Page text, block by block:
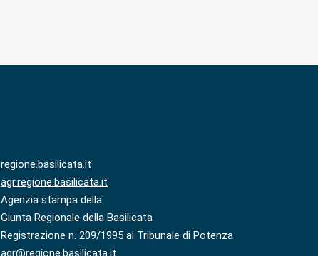
regione.basilicata.it
agr.regione.basilicata.it
Agenzia stampa della
Giunta Regionale della Basilicata
Registrazione n. 209/1995 al Tribunale di Potenza
agr@regione.basilicata.it